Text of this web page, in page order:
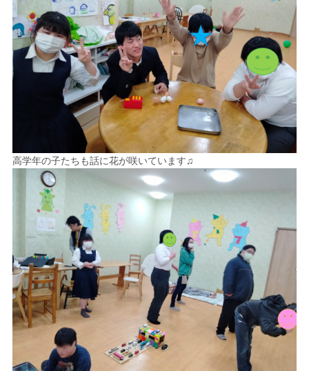
高学年の子たちも話に花が咲いています♫